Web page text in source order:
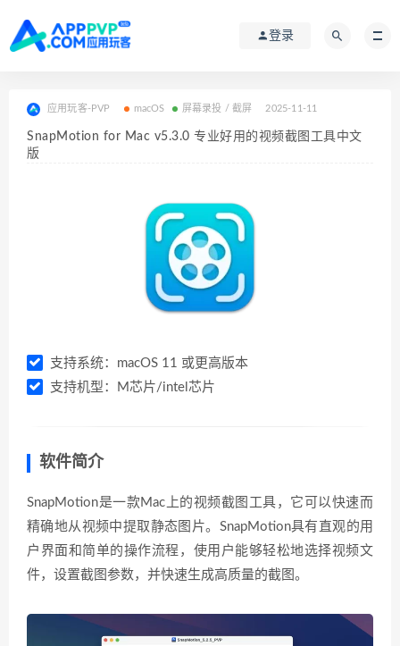
登录
应用玩客-PVP macOS 屏幕录投 / 截屏 2025-11-11
SnapMotion for Mac v5.3.0 专业好用的视频截图工具中文
版
支持系统：macOS 11 或更高版本
支持机型：M芯片/intel芯片
软件简介
SnapMotion是一款Mac上的视频截图工具，它可以快速而
精确地从视频中提取静态图片。SnapMotion具有直观的用
户界面和简单的操作流程，使用户能够轻松地选择视频文
件，设置截图参数，并快速生成高质量的截图。